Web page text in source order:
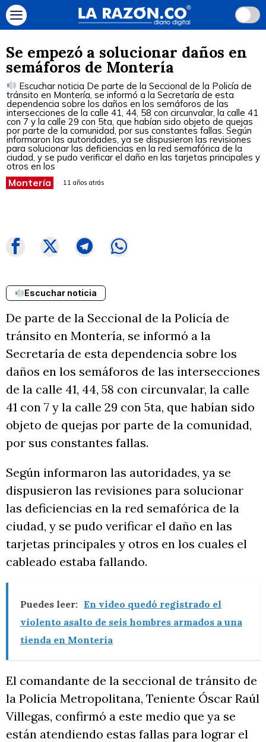
Se empezó a solucionar daños en
semáforos de Montería
Escuchar noticia De parte de la Seccional de la Policía de
tránsito en Montería, se informó a la Secretaría de esta
dependencia sobre los daños en los semáforos de las
intersecciones de la calle 41, 44, 58 con circunvalar, la calle 41
con 7 y la calle 29 con 5ta, que habían sido objeto de quejas
por parte de la comunidad, por sus constantes fallas. Según
informaron las autoridades, ya se dispusieron las revisiones
para solucionar las deficiencias en la red semafórica de la
ciudad, y se pudo verificar el daño en las tarjetas principales y
otros en los
Montería 11 años atrás
Escuchar noticia
De parte de la Seccional de la Policía de
tránsito en Montería, se informó a la
Secretaría de esta dependencia sobre los
daños en los semáforos de las intersecciones
de la calle 41, 44, 58 con circunvalar, la calle
41 con 7 y la calle 29 con 5ta, que habían sido
objeto de quejas por parte de la comunidad,
por sus constantes fallas.
Según informaron las autoridades, ya se
dispusieron las revisiones para solucionar
las deficiencias en la red semafórica de la
ciudad, y se pudo verificar el daño en las
tarjetas principales y otros en los cuales el
cableado estaba fallando.
Puedes leer: En video quedó registrado el
violento asalto de seis hombres armados a una
tienda en Montería
El comandante de la seccional de tránsito de
la Policía Metropolitana, Teniente Óscar Raúl
Villegas, confirmó a este medio que ya se
están atendiendo estas fallas para lograr el